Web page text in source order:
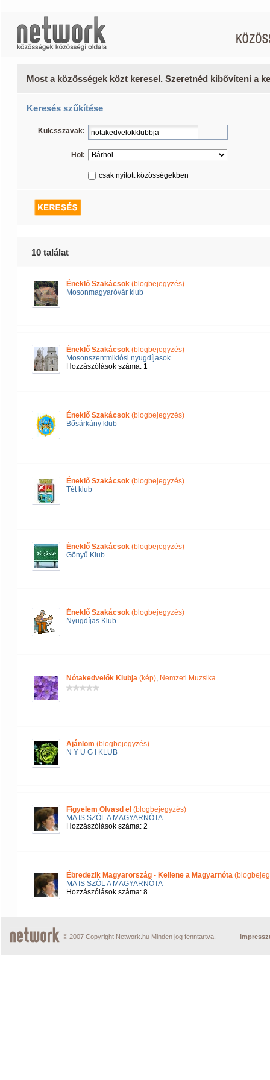
Most a közösségek közt keresel. Szeretnéd kibővíteni a
Keresés szűkítése
Kulcsszavak:
Hol:
csak nyitott közösségekben
10 találat
Éneklő Szakácsok (blogbejegyzés)
Mosonmagyaróvár klub
Éneklő Szakácsok (blogbejegyzés)
Mosonszentmiklósi nyugdíjasok
Hozzászólások száma: 1
Éneklő Szakácsok (blogbejegyzés)
Bősárkány klub
Éneklő Szakácsok (blogbejegyzés)
Tét klub
Éneklő Szakácsok (blogbejegyzés)
Gönyű Klub
Éneklő Szakácsok (blogbejegyzés)
Nyugdíjas Klub
Nótakedvelők Klubja (kép), Nemzeti Muzsika
Ajánlom (blogbejegyzés)
N Y U G I KLUB
Figyelem Olvasd el (blogbejegyzés)
MA IS SZÓL A MAGYARNÓTA
Hozzászólások száma: 2
Ébredezik Magyarország - Kellene a Magyarnóta
MA IS SZÓL A MAGYARNÓTA
Hozzászólások száma: 8
© 2007 Copyright Network.hu Minden jog fenntartva.